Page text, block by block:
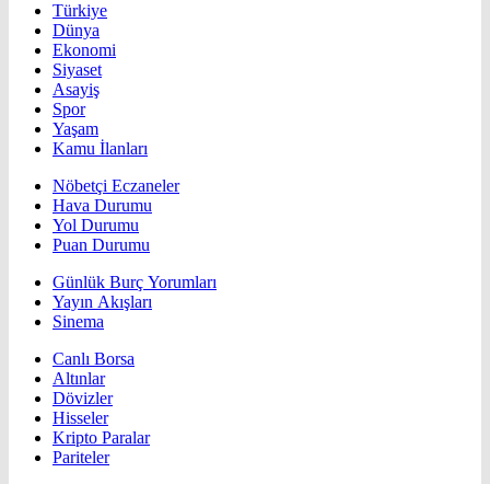
Türkiye
Dünya
Ekonomi
Siyaset
Asayiş
Spor
Yaşam
Kamu İlanları
Nöbetçi Eczaneler
Hava Durumu
Yol Durumu
Puan Durumu
Günlük Burç Yorumları
Yayın Akışları
Sinema
Canlı Borsa
Altınlar
Dövizler
Hisseler
Kripto Paralar
Pariteler